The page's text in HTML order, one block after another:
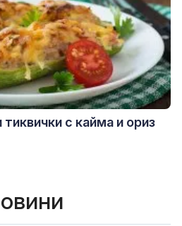
с кайма и ориз